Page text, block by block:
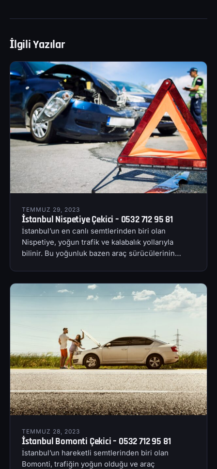
İlgili Yazılar
TEMMUZ 29, 2023
İstanbul Nispetiye Çekici – 0532 712 95 81
İstanbul’un en canlı semtlerinden biri olan
Nispetiye, yoğun trafik ve kalabalık yollarıyla
bilinir. Bu yoğunluk bazen araç sürücülerinin…
TEMMUZ 28, 2023
İstanbul Bomonti Çekici – 0532 712 95 81
İstanbul’un hareketli semtlerinden biri olan
Bomonti, trafiğin yoğun olduğu ve araç